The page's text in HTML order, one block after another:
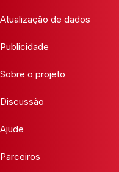
Atualização de dados
Publicidade
Sobre o projeto
Discussão
Ajude
Parceiros